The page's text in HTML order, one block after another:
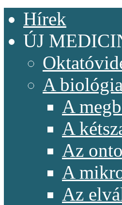
Hírek
ÚJ
A
A
A
Az
A
Az